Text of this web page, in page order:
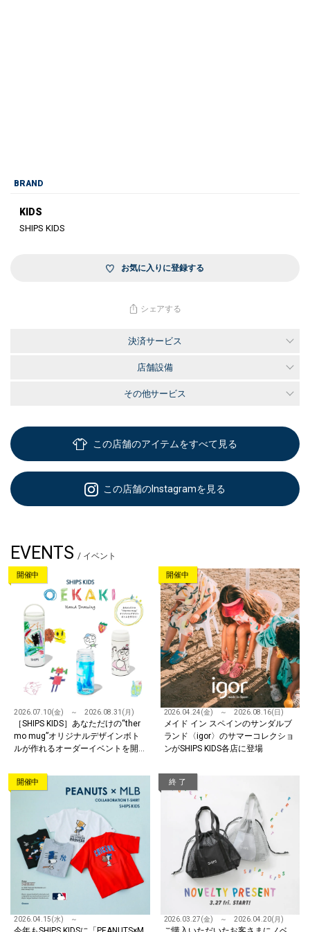
BRAND
KIDS
SHIPS KIDS
お気に入りに登録する
シェアする
決済サービス
店舗設備
その他サービス
この店舗のアイテムをすべて見る
この店舗のInstagramを見る
EVENTS / イベント
開催中
2026.07.10(金) ～ 2026.08.31(月)
［SHIPS KIDS］あなただけの“ther
mo mug”オリジナルデザインボト
ルが作れるオーダーイベントを開
開催中
2026.04.24(金) ～ 2026.08.16(日)
メイド イン スペインのサンダルブ
ランド〈igor〉のサマーコレクショ
ンがSHIPS KIDS各店に登場
開催中
2026.04.15(水) ～
終 了
2026.03.27(金) ～ 2026.04.20(月)